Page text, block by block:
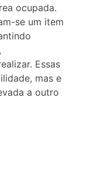
ocupada.
se um item
Essas
mas e
a outro